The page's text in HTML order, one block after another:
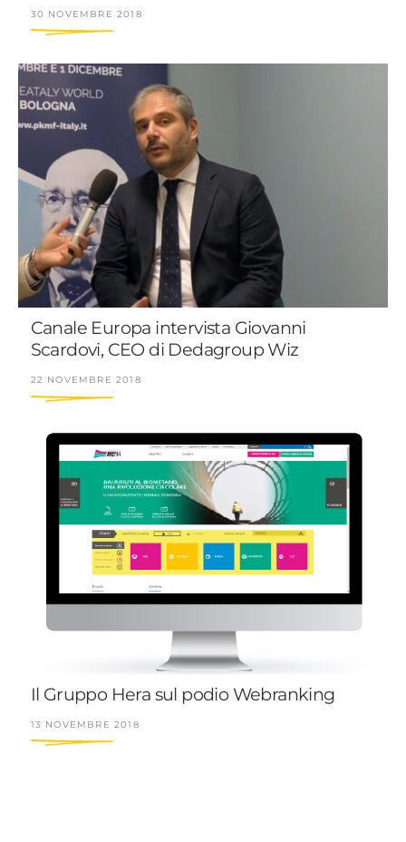
30 NOVEMBRE 2018
Canale Europa intervista Giovanni
Scardovi, CEO di Dedagroup Wiz
22 NOVEMBRE 2018
Il Gruppo Hera sul podio Webranking
13 NOVEMBRE 2018